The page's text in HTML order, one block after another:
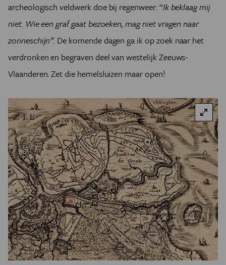
archeologisch veldwerk doe bij regenweer: “Ik beklaag mij
niet. Wie een graf gaat bezoeken, mag niet vragen naar
zonneschijn”. De komende dagen ga ik op zoek naar het
verdronken en begraven deel van westelijk Zeeuws-
Vlaanderen. Zet die hemelsluizen maar open!